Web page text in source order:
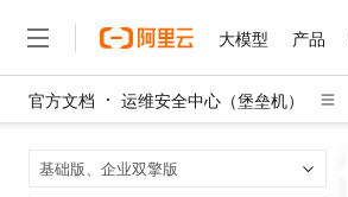
大模型 产品
官方文档 运维安全中心（堡垒机）
基础版、企业双擎版
大模型
产品
解决方案
权益
定价
云市场
伙伴
服务
了解阿里云